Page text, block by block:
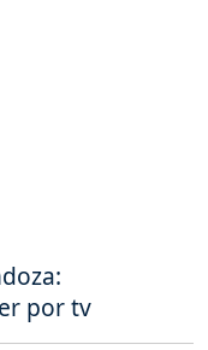
por tv